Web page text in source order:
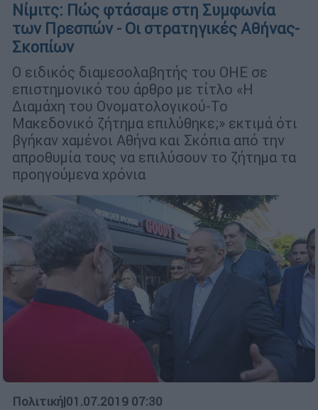
Νίμιτς: Πώς φτάσαμε στη Συμφωνία
των Πρεσπών - Οι στρατηγικές Αθήνας-
Σκοπίων
Ο ειδικός διαμεσολαβητής του ΟΗΕ σε
επιστημονικό του άρθρο με τίτλο «Η
Διαμάχη του Ονοματολογικού-Το
Μακεδονικό ζήτημα επιλύθηκε;» εκτιμά ότι
βγήκαν χαμένοι Αθήνα και Σκόπια από την
απροθυμία τους να επιλύσουν το ζήτημα τα
προηγούμενα χρόνια
Πολιτική|01.07.2019 07:30